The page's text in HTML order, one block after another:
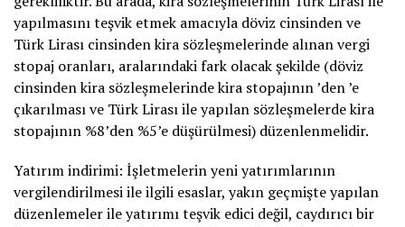
yapılmasını teşvik etmek amacıyla döviz cinsinden ve
Türk Lirası cinsinden kira sözleşmelerinde alınan vergi
stopaj oranları, aralarındaki fark olacak şekilde (döviz
cinsinden kira sözleşmelerinde kira stopajının ’den ’e
çıkarılması ve Türk Lirası ile yapılan sözleşmelerde kira
stopajının %8’den %5’e düşürülmesi) düzenlenmelidir.
Yatırım indirimi: İşletmelerin yeni yatırımlarının
vergilendirilmesi ile ilgili esaslar, yakın geçmişte yapılan
düzenlemeler ile yatırımı teşvik edici değil, caydırıcı bir